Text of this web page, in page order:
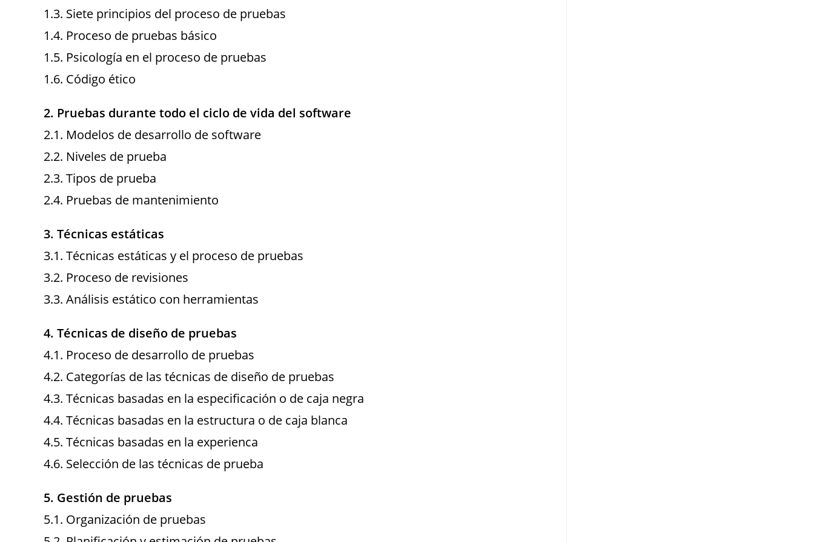
1.3. Siete principios del proceso de pruebas
1.4. Proceso de pruebas básico
1.5. Psicología en el proceso de pruebas
1.6. Código ético
2. Pruebas durante todo el ciclo de vida del software
2.1. Modelos de desarrollo de software
2.2. Niveles de prueba
2.3. Tipos de prueba
2.4. Pruebas de mantenimiento
3. Técnicas estáticas
3.1. Técnicas estáticas y el proceso de pruebas
3.2. Proceso de revisiones
3.3. Análisis estático con herramientas
4. Técnicas de diseño de pruebas
4.1. Proceso de desarrollo de pruebas
4.2. Categorías de las técnicas de diseño de pruebas
4.3. Técnicas basadas en la especificación o de caja negra
4.4. Técnicas basadas en la estructura o de caja blanca
4.5. Técnicas basadas en la experienca
4.6. Selección de las técnicas de prueba
5. Gestión de pruebas
5.1. Organización de pruebas